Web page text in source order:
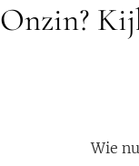
Onzin?
Wie